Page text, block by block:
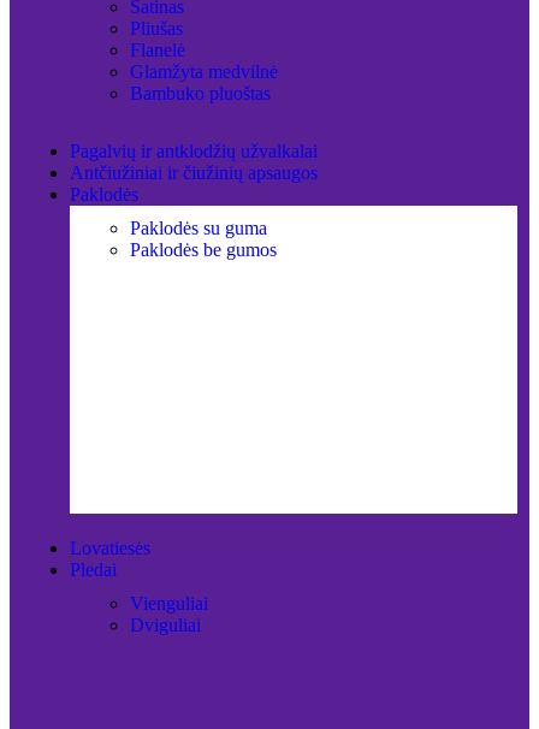
Satinas
Pliušas
Flanelė
Glamžyta medvilnė
Bambuko pluoštas
Pagalvių ir antklodžių užvalkalai
Antčiužiniai ir čiužinių apsaugos
Paklodės
Paklodės su guma
Paklodės be gumos
Lovatiesės
Pledai
Vienguliai
Dviguliai